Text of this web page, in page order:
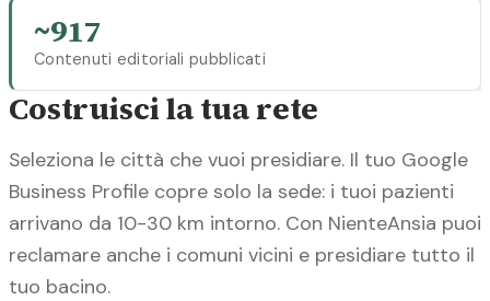
~917
Contenuti editoriali pubblicati
Costruisci la tua rete
Seleziona le città che vuoi presidiare. Il tuo Google
Business Profile copre solo la sede: i tuoi pazienti
arrivano da 10-30 km intorno. Con NienteAnsia puoi
reclamare anche i comuni vicini e presidiare tutto il
tuo bacino.